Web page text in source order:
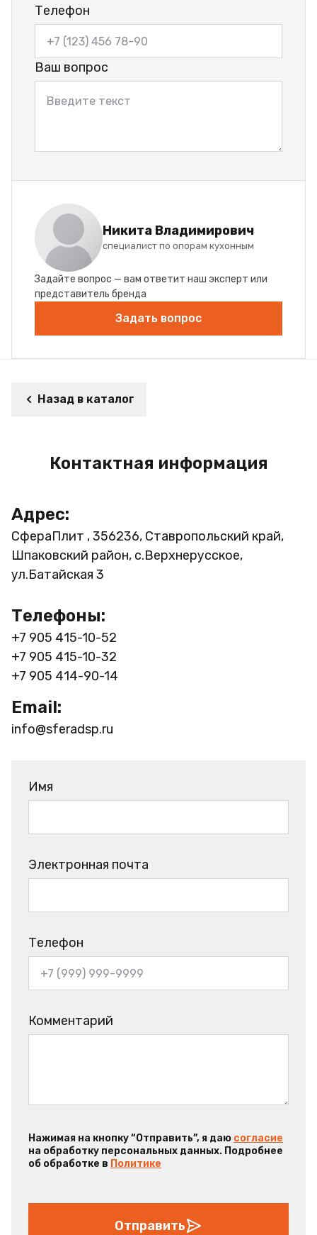
Телефон
Ваш вопрос
Никита Владимирович
специалист по опорам кухонным
Задайте вопрос — вам ответит наш эксперт или
представитель бренда
Задать вопрос
Назад в каталог
Контактная информация
Адрес:
СфераПлит , 356236, Ставропольский край,
Шпаковский район, с.Верхнерусское,
ул.Батайская 3
Телефоны:
+7 905 415-10-52
+7 905 415-10-32
+7 905 414-90-14
Email:
info@sferadsp.ru
Имя
Электронная почта
Телефон
Комментарий
Нажимая на кнопку “Отправить”, я даю согласие
на обработку персональных данных. Подробнее
об обработке в Политике
Отправить